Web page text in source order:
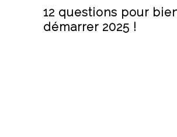
12 questions pour
démarrer 2025 !